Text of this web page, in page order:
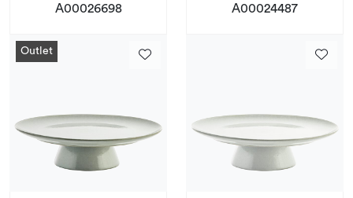
A00026698
A00024487
Outlet